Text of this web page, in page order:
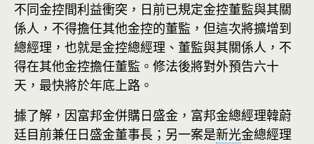
不同金控間利益衝突，日前已規定金控董監與其關
係人，不得擔任其他金控的董監，但這次將擴增到
總經理，也就是金控總經理、董監與其關係人，不
得在其他金控擔任董監。修法後將對外預告六十
天，最快將於年底上路。
據了解，因富邦金併購日盛金，富邦金總經理韓蔚
廷目前兼任日盛金董事長；另一案是新光金總經理